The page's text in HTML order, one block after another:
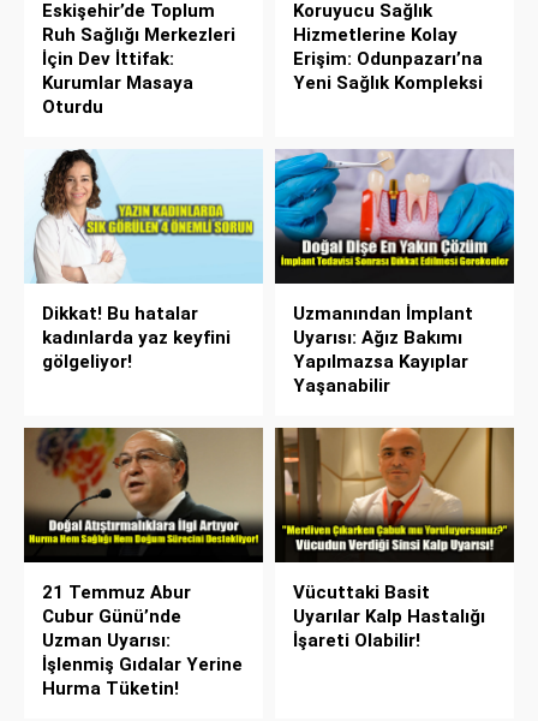
Eskişehir’de Toplum
Ruh Sağlığı Merkezleri
İçin Dev İttifak:
Kurumlar Masaya
Oturdu
Koruyucu Sağlık
Hizmetlerine Kolay
Erişim: Odunpazarı’na
Yeni Sağlık Kompleksi
Dikkat! Bu hatalar
kadınlarda yaz keyfini
gölgeliyor!
Uzmanından İmplant
Uyarısı: Ağız Bakımı
Yapılmazsa Kayıplar
Yaşanabilir
21 Temmuz Abur
Cubur Günü’nde
Uzman Uyarısı:
İşlenmiş Gıdalar Yerine
Hurma Tüketin!
Vücuttaki Basit
Uyarılar Kalp Hastalığı
İşareti Olabilir!